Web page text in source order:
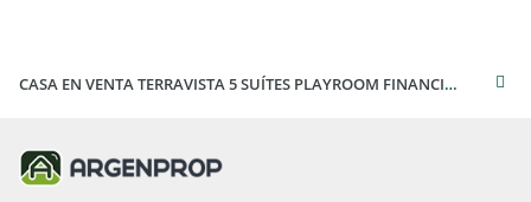
CASA EN VENTA TERRAVISTA 5 SUÍTES PLAYROOM FINANCIA PERMUTA